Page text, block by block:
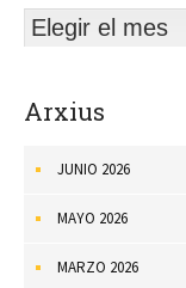
Elegir el mes
Arxius
JUNIO 2026
MAYO 2026
MARZO 2026